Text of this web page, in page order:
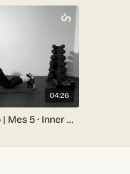
04:26
Día 3: Cuerpo Completo | Mes 5 · Inner Method 2.0 Gym